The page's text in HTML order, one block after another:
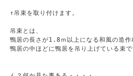
↑吊束を取り付けます。
吊束とは、
鴨居の長さが1.8ｍ以上になる和風の造
鴨居の中ほどに鴨居を吊り上げている束で